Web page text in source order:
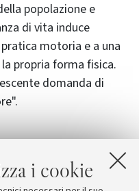
i cookie
popolazione e
di vita induce
motoria e a una
propria forma fisica.
domanda di